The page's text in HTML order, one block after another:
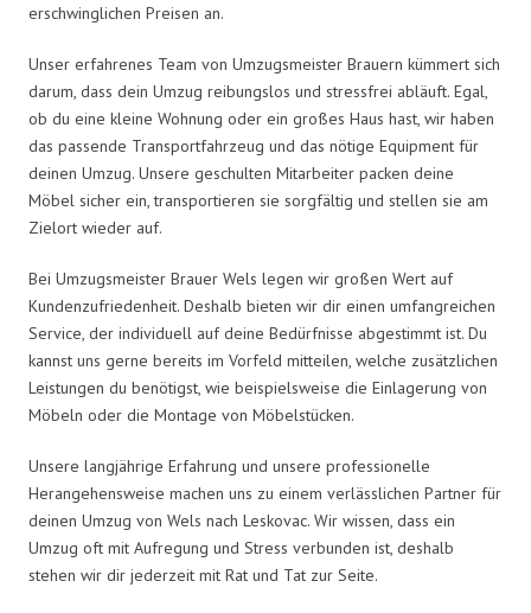
erschwinglichen Preisen an.
Unser erfahrenes Team von Umzugsmeister Brauern kümmert sich
darum, dass dein Umzug reibungslos und stressfrei abläuft. Egal,
ob du eine kleine Wohnung oder ein großes Haus hast, wir haben
das passende Transportfahrzeug und das nötige Equipment für
deinen Umzug. Unsere geschulten Mitarbeiter packen deine
Möbel sicher ein, transportieren sie sorgfältig und stellen sie am
Zielort wieder auf.
Bei Umzugsmeister Brauer Wels legen wir großen Wert auf
Kundenzufriedenheit. Deshalb bieten wir dir einen umfangreichen
Service, der individuell auf deine Bedürfnisse abgestimmt ist. Du
kannst uns gerne bereits im Vorfeld mitteilen, welche zusätzlichen
Leistungen du benötigst, wie beispielsweise die Einlagerung von
Möbeln oder die Montage von Möbelstücken.
Unsere langjährige Erfahrung und unsere professionelle
Herangehensweise machen uns zu einem verlässlichen Partner für
deinen Umzug von Wels nach Leskovac. Wir wissen, dass ein
Umzug oft mit Aufregung und Stress verbunden ist, deshalb
stehen wir dir jederzeit mit Rat und Tat zur Seite.